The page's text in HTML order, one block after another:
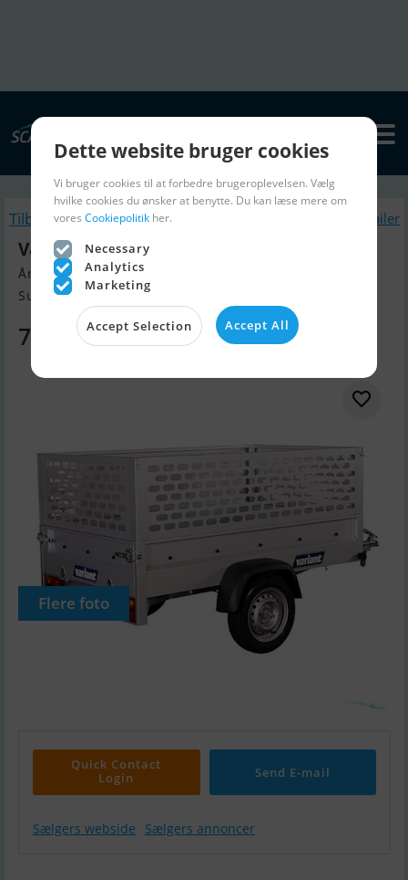
Tilbage Lignende Bådtrailer
Variant 205 S1 m/pladegitter, 50 cm
Årgang 2025, Bådtrailer til salg
Sunds, Danmark
7.650 DKK
Flere foto
Quick Contact
Login
Send E-mail
Sælgers webside Sælgers annoncer
Dette website bruger cookies
Vi bruger cookies til at forbedre brugeroplevelsen. Vælg
hvilke cookies du ønsker at benytte. Du kan læse mere om
vores Cookiepolitik her.
Necessary
Analytics
Marketing
Accept Selection Accept All